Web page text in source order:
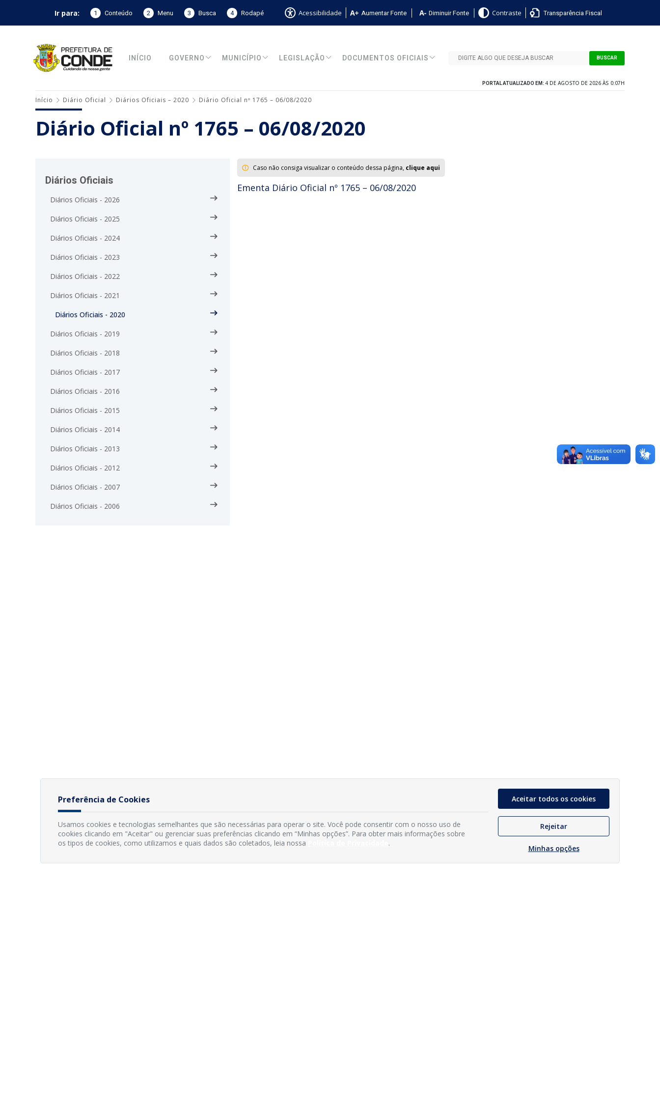
Ir para: 1 Conteúdo 2 Menu 3 Busca 4 Rodapé Acessibilidade Aumentar Fonte Diminuir Fonte Contraste Transparência Fiscal
INÍCIO GOVERNO MUNICÍPIO LEGISLAÇÃO DOCUMENTOS OFICIAIS BUSCAR
PORTAL ATUALIZADO EM: 4 DE AGOSTO DE 2026 ÀS 0:07H
Início Diário Oficial Diários Oficiais – 2020 Diário Oficial nº 1765 – 06/08/2020
Diário Oficial nº 1765 – 06/08/2020
Diários Oficiais
Diários Oficiais - 2026
Diários Oficiais - 2025
Diários Oficiais - 2024
Diários Oficiais - 2023
Diários Oficiais - 2022
Diários Oficiais - 2021
Diários Oficiais - 2020
Diários Oficiais - 2019
Diários Oficiais - 2018
Diários Oficiais - 2017
Diários Oficiais - 2016
Diários Oficiais - 2015
Diários Oficiais - 2014
Diários Oficiais - 2013
Diários Oficiais - 2012
Diários Oficiais - 2007
Diários Oficiais - 2006
Caso não consiga visualizar o conteúdo dessa página, clique aqui
Ementa Diário Oficial nº 1765 – 06/08/2020
Preferência de Cookies
Usamos cookies e tecnologias semelhantes que são necessárias para operar o site. Você pode consentir com o nosso uso de
cookies clicando em "Aceitar" ou gerenciar suas preferências clicando em “Minhas opções”. Para obter mais informações sobre
os tipos de cookies, como utilizamos e quais dados são coletados, leia nossa
.
Aceitar todos os cookies
Rejeitar
Minhas opções